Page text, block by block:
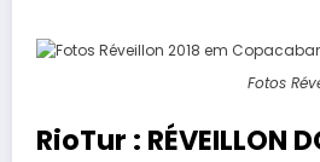
Fotos
RioTur : RÉVEILLON